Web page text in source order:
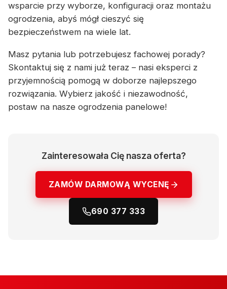
wsparcie przy wyborze, konfiguracji oraz montażu
ogrodzenia, abyś mógł cieszyć się
bezpieczeństwem na wiele lat.
Masz pytania lub potrzebujesz fachowej porady?
Skontaktuj się z nami już teraz – nasi eksperci z
przyjemnością pomogą w doborze najlepszego
rozwiązania. Wybierz jakość i niezawodność,
postaw na nasze ogrodzenia panelowe!
Zainteresowała Cię nasza oferta?
ZAMÓW DARMOWĄ WYCENĘ
690 377 333